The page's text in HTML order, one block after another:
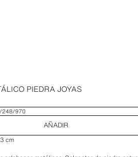
PIEDRA JOYAS
248/970
AÑADIR
cm